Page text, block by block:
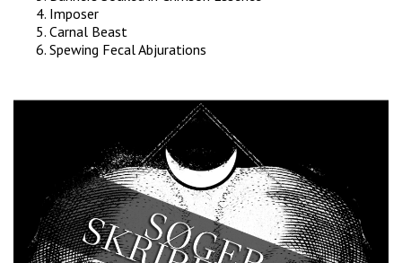
Imposer
Carnal Beast
Spewing Fecal Abjurations